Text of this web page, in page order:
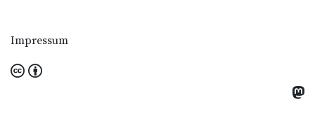
Impressum